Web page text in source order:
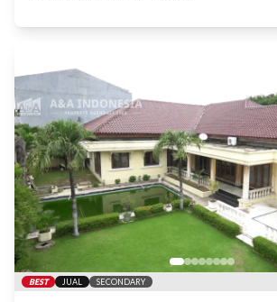
BEST JUAL SECONDARY